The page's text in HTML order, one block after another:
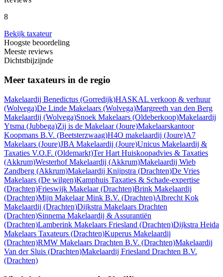
8
Bekijk taxateur
Hoogste beoordeling
Meeste reviews
Dichtstbijzijnde
Meer taxateurs in de regio
Makelaardij Benedictus (Gorredijk)HASKAL verkoop & verhuur
(Wolvega)De Linde Makelaars (Wolvega)Margreeth van den Berg
Makelaardij (Wolvega)Snoek Makelaars (Oldeberkoop)Makelaardij
Ytsma (Jubbega)Zij is de Makelaar(Joure)Makelaarskantoor
Koopmans B.V. (Beetsterzwaag)H4O makelaardij (Joure)A7
Makelaars (Joure)JBA Makelaardij (Joure)Unicus Makelaardij &
Taxaties V.O.F. (Oldemarkt)Ter Hart Huiskoopadvies & Taxaties
(Akkrum)Westerhof Makelaardij (Akkrum)Makelaardij Wieb
Zandberg (Akkrum)Makelaardij Knijpstra (Drachten)De Vries
Makelaars (De wilgen)Kamphuis Taxaties & Schade-expertise
(Drachten)Frieswijk Makelaar(Drachten)Brink Makelaardij
(Drachten)Mijn Makelaar Mink B.V. (Drachten)Albrecht Kok
Makelaardij (Drachten)Dijkstra Makelaars Drachten
(Drachten)Sinnema Makelaardij & Assurantiën
(Drachten)Lamberink Makelaars Friesland (Drachten)Dijkstra Heida
Makelaars Taxateurs (Drachten)Kuperus Makelaardij
(Drachten)RMW Makelaars Drachten B.V. (Drachten)Makelaardij
Van der Sluis (Drachten)Makelaardij Friesland Drachten B.V.
(Drachten)